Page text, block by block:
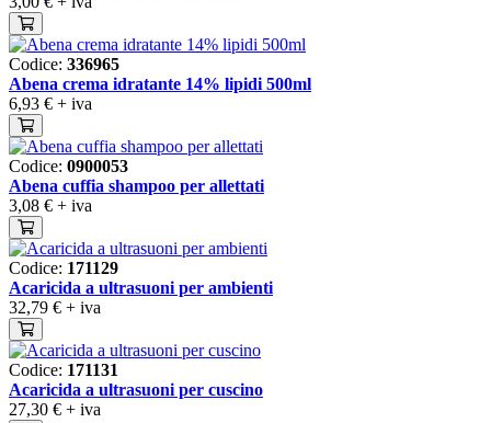
Codice: 336965
Abena crema idratante 14% lipidi 500ml
6,93 € + iva
Codice: 0900053
Abena cuffia shampoo per allettati
3,08 € + iva
Codice: 171129
Acaricida a ultrasuoni per ambienti
32,79 € + iva
Codice: 171131
Acaricida a ultrasuoni per cuscino
27,30 € + iva